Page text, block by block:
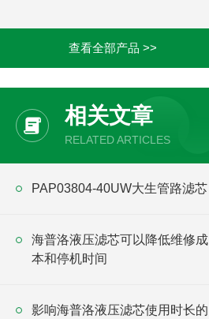
查看全部产品 >>
相关文章
RELATED ARTICLES
PAP03804-40UW大生管路滤芯
海普洛液压滤芯可以降低维修成
本和停机时间
影响海普洛液压滤芯使用时长的